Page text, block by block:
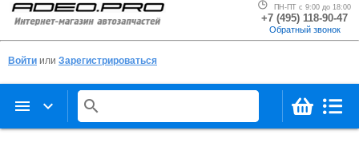
ПН-ПТ с 9:00 до 18:00
+7 (495) 118-90-47
Обратный звонок
Войти или Зарегистрироваться
menu keyboard_arrow_down search